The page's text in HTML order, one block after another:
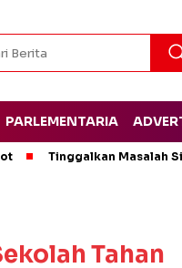
PARLEMENTARIA
Tinggalkan Masalah
Tahan